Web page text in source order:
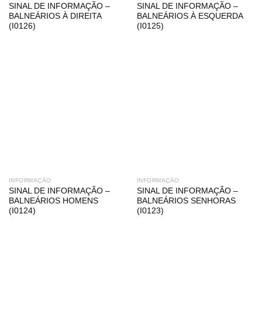
SINAL DE INFORMAÇÃO –
BALNEÁRIOS À DIREITA
(I0126)
SINAL DE INFORMAÇÃO –
BALNEÁRIOS À ESQUERDA
(I0125)
INFORMAÇÃO
SINAL DE INFORMAÇÃO –
BALNEÁRIOS HOMENS
(I0124)
INFORMAÇÃO
SINAL DE INFORMAÇÃO –
BALNEÁRIOS SENHORAS
(I0123)